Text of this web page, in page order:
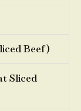
Beef)
Sliced